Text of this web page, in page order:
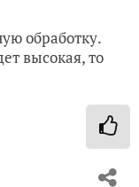
обработку.
высокая, то